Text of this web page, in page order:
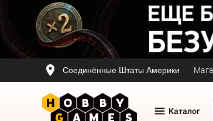
Соединённые Штаты Америки
Каталог